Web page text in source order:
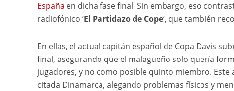
España en dicha fase final. Sin embargo, eso
radiofónico ‘El Partidazo de Cope‘, que también
En ellas, el actual capitán español de Copa Davis
final, asegurando que el malagueño solo quería
jugadores, y no como posible quinto miembro. Este
citada Dinamarca, alegando problemas físicos y